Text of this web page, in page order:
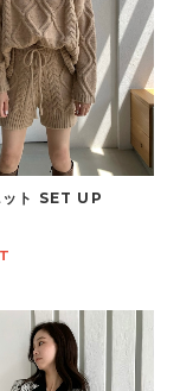
ット SET UP